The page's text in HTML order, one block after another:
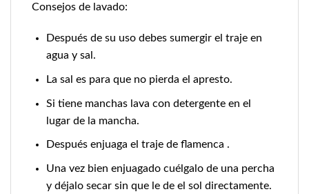
Consejos de lavado:
Después de su uso debes sumergir el traje en
agua y sal.
La sal es para que no pierda el apresto.
Si tiene manchas lava con detergente en el
lugar de la mancha.
Después enjuaga el traje de flamenca .
Una vez bien enjuagado cuélgalo de una percha
y déjalo secar sin que le de el sol directamente.